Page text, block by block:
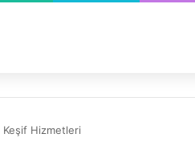
Keşif Hizmetleri